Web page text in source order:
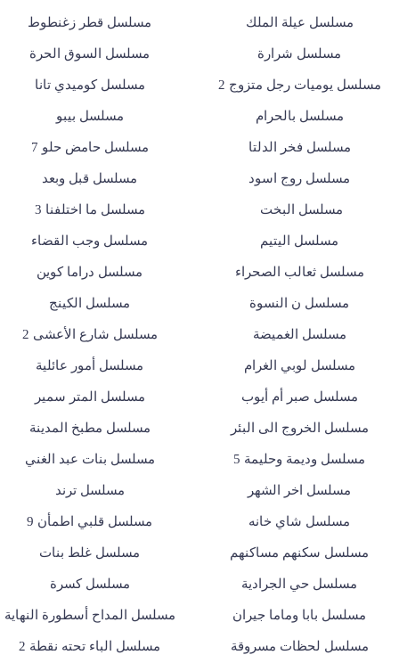
مسلسل عيلة الملك مسلسل قطر زغنطوط
مسلسل شرارة مسلسل السوق الحرة
مسلسل يوميات رجل متزوج 2 مسلسل كوميدي تانا
مسلسل بالحرام مسلسل بيبو
مسلسل فخر الدلتا مسلسل حامض حلو 7
مسلسل روج اسود مسلسل قبل وبعد
مسلسل البخت مسلسل ما اختلفنا 3
مسلسل اليتيم مسلسل وجب القضاء
مسلسل ثعالب الصحراء مسلسل دراما كوين
مسلسل ن النسوة مسلسل الكينج
مسلسل الغميضة مسلسل شارع الأعشى 2
مسلسل لوبي الغرام مسلسل أمور عائلية
مسلسل صبر أم أيوب مسلسل المتر سمير
مسلسل الخروج الى البئر مسلسل مطبخ المدينة
مسلسل وديمة وحليمة 5 مسلسل بنات عبد الغني
مسلسل اخر الشهر مسلسل ترند
مسلسل شاي خانه مسلسل قلبي اطمأن 9
مسلسل سكنهم مساكنهم مسلسل غلط بنات
مسلسل حي الجرادية مسلسل كسرة
مسلسل بابا وماما جيران مسلسل المداح أسطورة النهاية
مسلسل لحظات مسروقة مسلسل الباء تحته نقطة 2